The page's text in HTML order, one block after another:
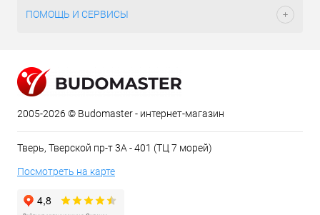
ПОМОЩЬ И СЕРВИСЫ
2005-2026 © Budomaster - интернет-магазин
Тверь, Тверской пр-т 3А - 401 (ТЦ 7 морей)
Посмотреть на карте